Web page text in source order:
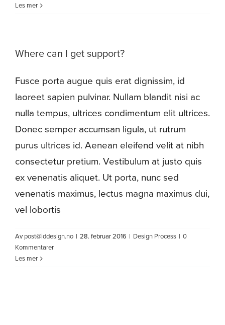
Les mer
Where can I get support?
Fusce porta augue quis erat dignissim, id
laoreet sapien pulvinar. Nullam blandit nisi ac
nulla tempus, ultrices condimentum elit ultrices.
Donec semper accumsan ligula, ut rutrum
purus ultrices id. Aenean eleifend velit at nibh
consectetur pretium. Vestibulum at justo quis
ex venenatis aliquet. Ut porta, nunc sed
venenatis maximus, lectus magna maximus dui,
vel lobortis
Avpost@iddesign.no | 28. februar 2016 | Design Process | 0
Kommentarer
Les mer